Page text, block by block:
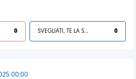
0 SVEGLIATI, TE LA SEI CERCATA! 0
00:00